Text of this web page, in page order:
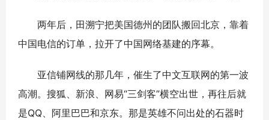
两年后，田溯宁把美国德州的团队搬回北京，靠着
中国电信的订单，拉开了中国网络基建的序幕。
亚信铺网线的那几年，催生了中文互联网的第一波
高潮。搜狐、新浪、网易“三剑客”横空出世，再往后就
是QQ、阿里巴巴和京东。那是英雄不问出处的石器时